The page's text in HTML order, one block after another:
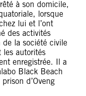
à son domicile,
lorsque
lui et l’ont
des activités
de la société civile
les autorités
enregistrée. Il a
Black Beach
d’Oveng